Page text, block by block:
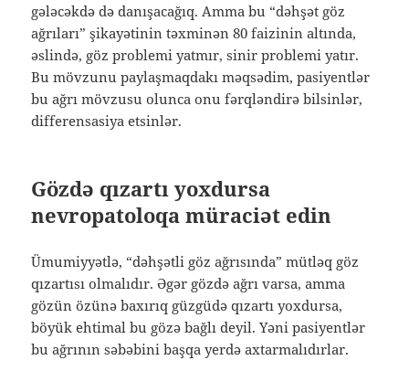
gələcəkdə də danışacağıq. Amma bu “dəhşət göz
ağrıları” şikayətinin təxminən 80 faizinin altında,
əslində, göz problemi yatmır, sinir problemi yatır.
Bu mövzunu paylaşmaqdakı məqsədim, pasiyentlər
bu ağrı mövzusu olunca onu fərqləndirə bilsinlər,
differensasiya etsinlər.
Gözdə qızartı yoxdursa
nevropatoloqa müraciət edin
Ümumiyyətlə, “dəhşətli göz ağrısında” mütləq göz
qızartısı olmalıdır. Əgər gözdə ağrı varsa, amma
gözün özünə baxırıq güzgüdə qızartı yoxdursa,
böyük ehtimal bu gözə bağlı deyil. Yəni pasiyentlər
bu ağrının səbəbini başqa yerdə axtarmalıdırlar.